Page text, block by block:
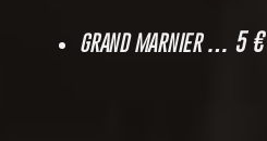
GRAND MARNIER… 5 €